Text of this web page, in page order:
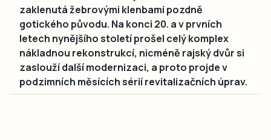
zaklenutá žebrovými klenbami pozdně
gotického původu. Na konci 20. a v prvních
letech nynějšího století prošel celý komplex
nákladnou rekonstrukcí, nicméně rajský dvůr si
zaslouží další modernizaci, a proto projde v
podzimních měsících sérií revitalizačních úprav.